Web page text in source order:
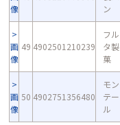
像
ン
画
像
49 4902501210239
フル
タ製
菓
画
像
50 4902751356480
モン
テー
ル